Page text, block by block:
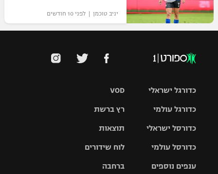
יניב טוכמן | לפני 10 חודשים
VOD
רץ ברשת
תוצאות
לוח שידורים
ברחבה
כדורגל ישראלי
גביע הטוטו
כדורגל עולמי
האלופות
ליגה
כדורסל ישראלי
סל
כדורסל עולמי
ענפים נוספים